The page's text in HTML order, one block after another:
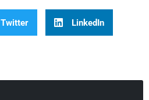
Twitter LinkedIn